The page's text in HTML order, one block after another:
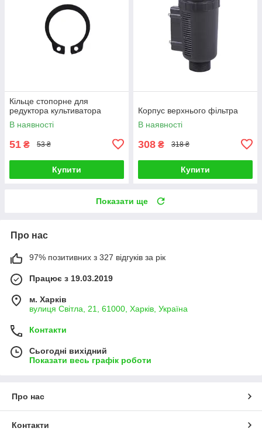
Кільце стопорне для
редуктора культиватора
В наявності
51 ₴ 53 ₴
Купити
Корпус верхнього фільтра
В наявності
308 ₴ 318 ₴
Купити
Показати ще
Про нас
97% позитивних з 327 відгуків за рік
Працює з 19.03.2019
м. Харків
вулиця Світла, 21, 61000, Харків, Україна
Контакти
Сьогодні вихідний
Показати весь графік роботи
Про нас
Контакти